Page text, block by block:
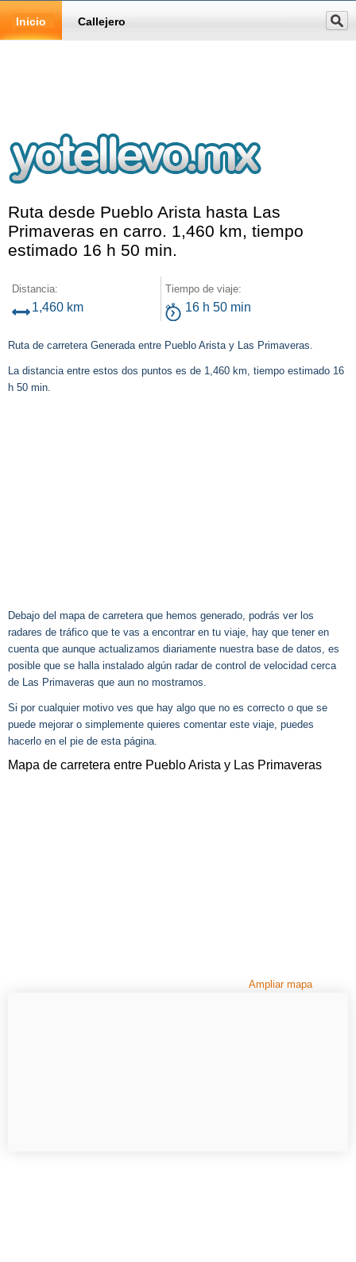
Inicio Callejero
Ruta desde Pueblo Arista hasta Las
Primaveras en carro. 1,460 km, tiempo
estimado 16 h 50 min.
Distancia:
1,460 km
Tiempo de viaje:
16 h 50 min
Ruta de carretera Generada entre Pueblo Arista y Las Primaveras.
La distancia entre estos dos puntos es de 1,460 km, tiempo estimado 16
h 50 min.
Debajo del mapa de carretera que hemos generado, podrás ver los
radares de tráfico que te vas a encontrar en tu viaje, hay que tener en
cuenta que aunque actualizamos diariamente nuestra base de datos, es
posible que se halla instalado algún radar de control de velocidad cerca
de Las Primaveras que aun no mostramos.
Si por cualquier motivo ves que hay algo que no es correcto o que se
puede mejorar o simplemente quieres comentar este viaje, puedes
hacerlo en el pie de esta página.
Mapa de carretera entre Pueblo Arista y Las Primaveras
Ampliar mapa